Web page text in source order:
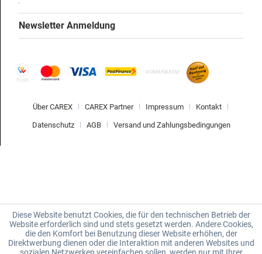
Newsletter Anmeldung
Über CAREX CAREX Partner Impressum Kontakt
Datenschutz AGB Versand und Zahlungsbedingungen
Diese Website benutzt Cookies, die für den technischen Betrieb der
Website erforderlich sind und stets gesetzt werden. Andere Cookies,
die den Komfort bei Benutzung dieser Website erhöhen, der
Direktwerbung dienen oder die Interaktion mit anderen Websites und